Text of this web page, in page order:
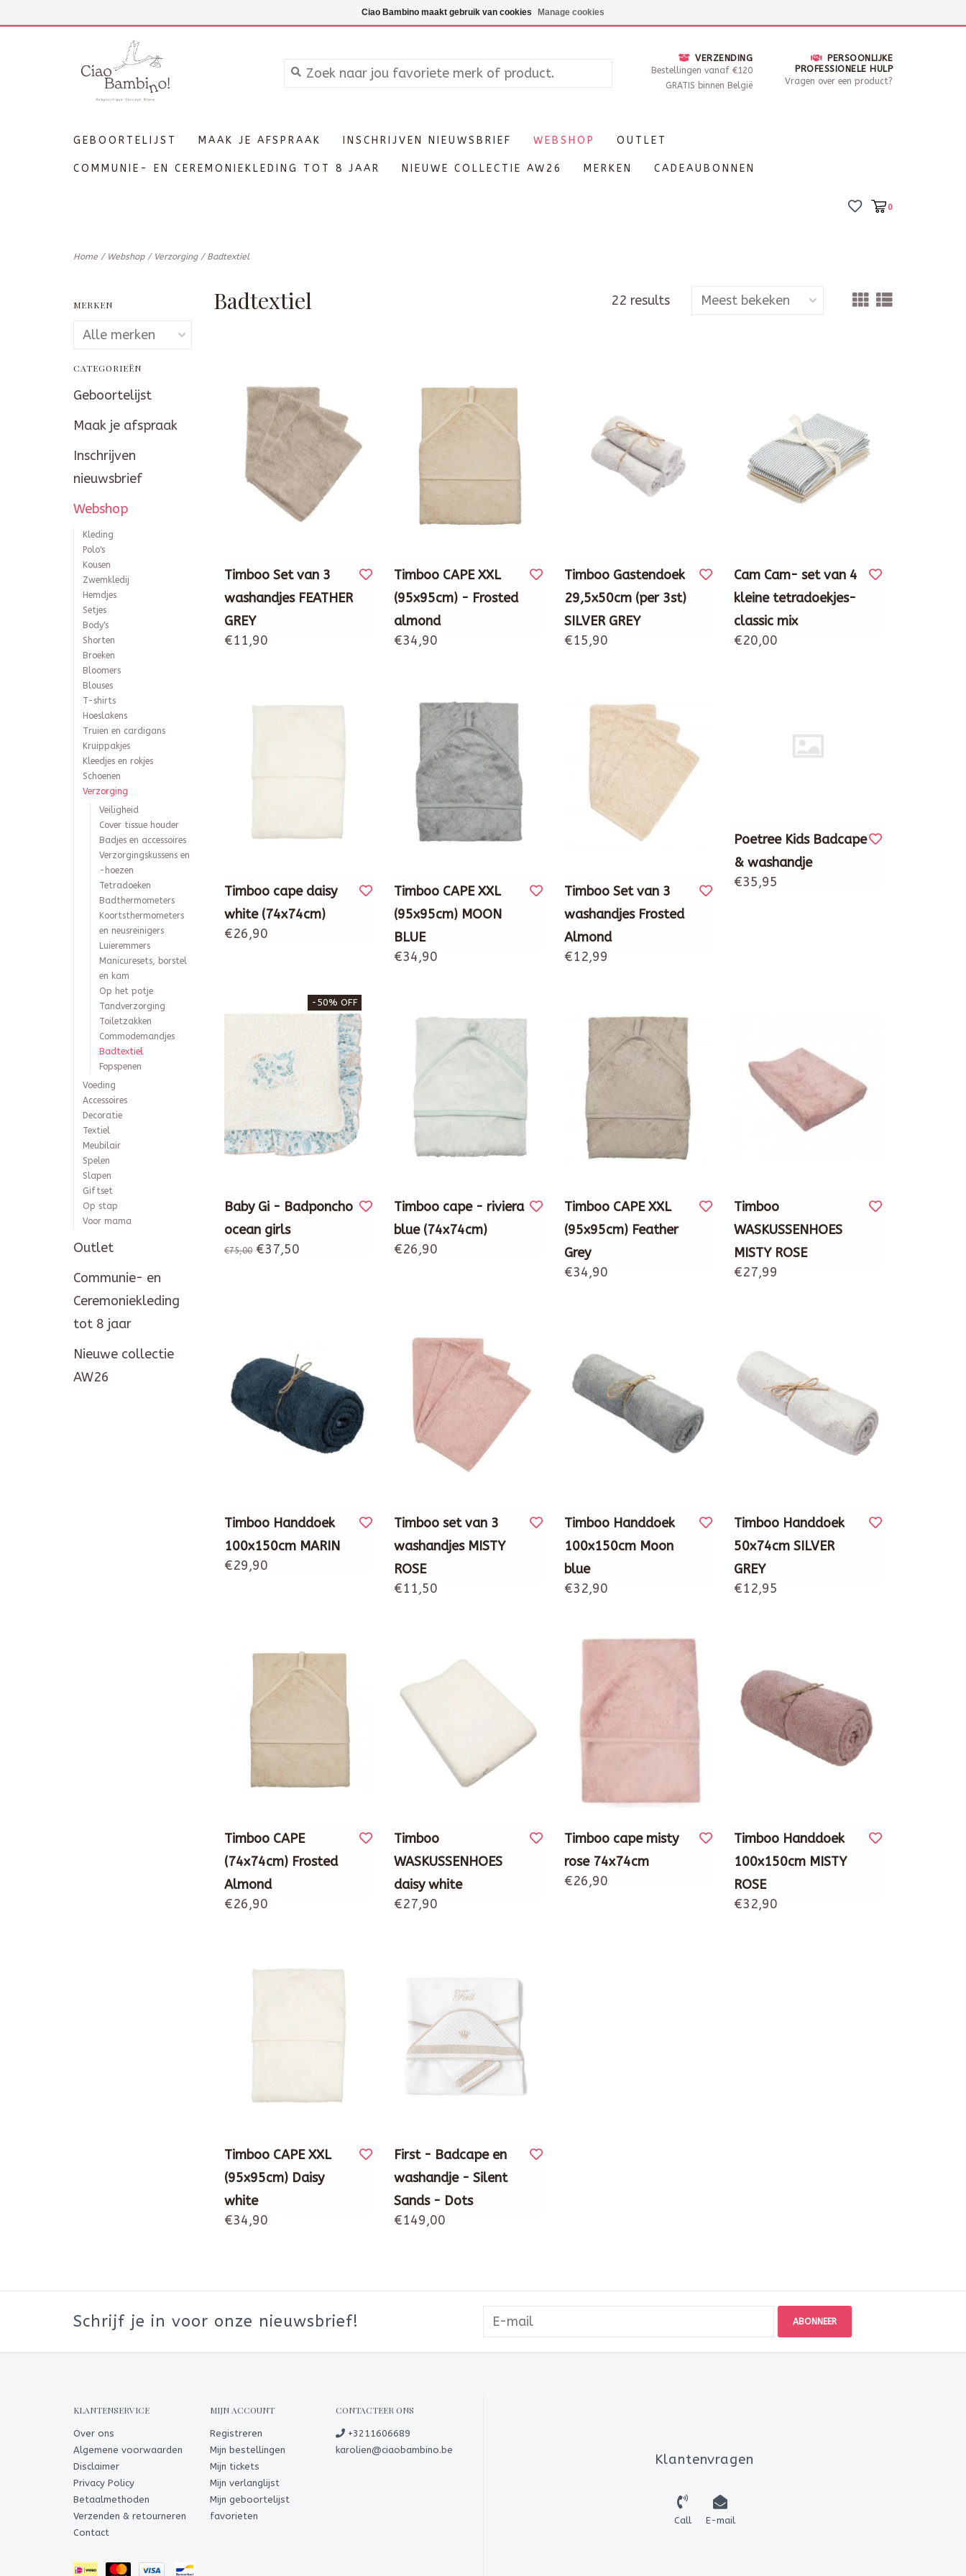
Maandag enkel op afspraak, Dinsdag - Zaterdag open van 10 - 17u30
VERZENDING
Bestellingen vanaf €120
GRATIS binnen België
PERSOONLIJKE
PROFESSIONELE HULP
Vragen over een product?
GEBOORTELIJST MAAK JE AFSPRAAK INSCHRIJVEN NIEUWSBRIEF WEBSHOP OUTLET
COMMUNIE- EN CEREMONIEKLEDING TOT 8 JAAR NIEUWE COLLECTIE AW26 MERKEN CADEAUBONNEN
0
Home / Webshop/ Verzorging/ Badtextiel
MERKEN
CATEGORIEËN
Geboortelijst
Maak je afspraak
Inschrijven
nieuwsbrief
Webshop
Kleding
Polo's
Kousen
Zwemkledij
Hemdjes
Setjes
Body's
Shorten
Broeken
Bloomers
Blouses
T-shirts
Hoeslakens
Truien en cardigans
Kruippakjes
Kleedjes en rokjes
Schoenen
Verzorging
Veiligheid
Cover tissue houder
Badjes en accessoires
Verzorgingskussens en
-hoezen
Tetradoeken
Badthermometers
Koortsthermometers
en neusreinigers
Luieremmers
Manicuresets, borstel
en kam
Op het potje
Tandverzorging
Toiletzakken
Commodemandjes
Badtextiel
Fopspenen
Voeding
Accessoires
Decoratie
Textiel
Meubilair
Spelen
Slapen
Giftset
Op stap
Voor mama
Outlet
Communie- en
Ceremoniekleding
tot 8 jaar
Nieuwe collectie
AW26
Badtextiel 22 results
Timboo Set van 3
washandjes FEATHER
GREY
€11,90
Timboo CAPE XXL
(95x95cm) - Frosted
almond
€34,90
Timboo Gastendoek
29,5x50cm (per 3st)
SILVER GREY
€15,90
Cam Cam- set van 4
kleine tetradoekjes-
classic mix
€20,00
Timboo cape daisy
white (74x74cm)
€26,90
Timboo CAPE XXL
(95x95cm) MOON
BLUE
€34,90
Timboo Set van 3
washandjes Frosted
Almond
€12,99
Poetree Kids Badcape
& washandje
€35,95
-50% OFF
Baby Gi - Badponcho
ocean girls
€75,00 €37,50
Timboo cape - riviera
blue (74x74cm)
€26,90
Timboo CAPE XXL
(95x95cm) Feather
Grey
€34,90
Timboo
WASKUSSENHOES
MISTY ROSE
€27,99
Timboo Handdoek
100x150cm MARIN
€29,90
Timboo set van 3
washandjes MISTY
ROSE
€11,50
Timboo Handdoek
100x150cm Moon
blue
€32,90
Timboo Handdoek
50x74cm SILVER
GREY
€12,95
Timboo CAPE
(74x74cm) Frosted
Almond
€26,90
Timboo
WASKUSSENHOES
daisy white
€27,90
Timboo cape misty
rose 74x74cm
€26,90
Timboo Handdoek
100x150cm MISTY
ROSE
€32,90
Timboo CAPE XXL
(95x95cm) Daisy
white
€34,90
First - Badcape en
washandje - Silent
Sands - Dots
€149,00
Schrijf je in voor onze nieuwsbrief! ABONNEER
KLANTENSERVICE
Over ons
Algemene voorwaarden
Disclaimer
Privacy Policy
Betaalmethoden
Verzenden & retourneren
Contact
MIJN ACCOUNT
Registreren
Mijn bestellingen
Mijn tickets
Mijn verlanglijst
Mijn geboortelijst
favorieten
CONTACTEER ONS
+3211606689
karolien@ciaobambino.be
Klantenvragen
Call E-mail
Ciao Bambino maakt gebruik van cookies Manage cookies